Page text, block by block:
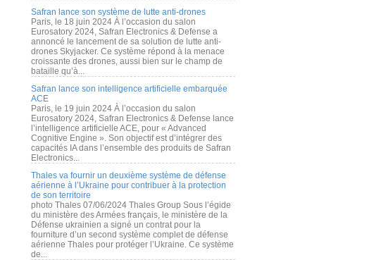
Safran lance son système de lutte anti-drones
Paris, le 18 juin 2024 À l’occasion du salon
Eurosatory 2024, Safran Electronics & Defense a
annoncé le lancement de sa solution de lutte anti-
drones Skyjacker. Ce système répond à la menace
croissante des drones, aussi bien sur le champ de
bataille qu’à...
Safran lance son intelligence artificielle embarquée
ACE
Paris, le 19 juin 2024 À l’occasion du salon
Eurosatory 2024, Safran Electronics & Defense lance
l’intelligence artificielle ACE, pour « Advanced
Cognitive Engine ». Son objectif est d’intégrer des
capacités IA dans l’ensemble des produits de Safran
Electronics...
Thales va fournir un deuxième système de défense
aérienne à l’Ukraine pour contribuer à la protection
de son territoire
photo Thales 07/06/2024 Thales Group Sous l’égide
du ministère des Armées français, le ministère de la
Défense ukrainien a signé un contrat pour la
fourniture d’un second système complet de défense
aérienne Thales pour protéger l’Ukraine. Ce système
de...